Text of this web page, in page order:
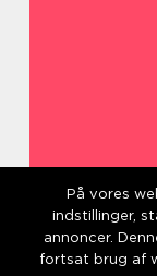
På vores
indstillinger,
annoncer.
fortsat brug af